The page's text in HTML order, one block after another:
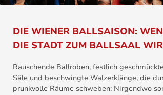
DIE WIENER BALLSAISON:
DIE STADT ZUM BALLSAAL
Rauschende Ballroben, festlich geschmückte
Säle und beschwingte Walzerklänge, die
prunkvolle Räume schweben: Nirgendwo